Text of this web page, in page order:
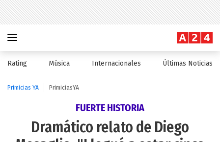
Rating Música Internacionales Últimas Noticias
Primicias YA PrimiciasYA
FUERTE HISTORIA
Dramático relato de Diego